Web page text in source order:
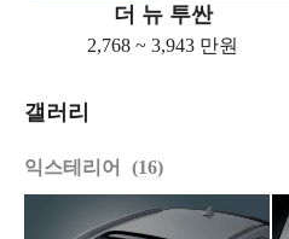
더 뉴 투싼
2,768 ~ 3,943 만원
갤러리
익스테리어 16